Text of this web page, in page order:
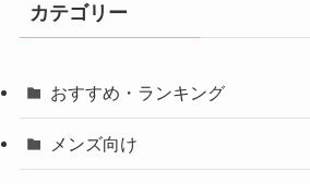
カテゴリー
おすすめ・ランキング
メンズ向け